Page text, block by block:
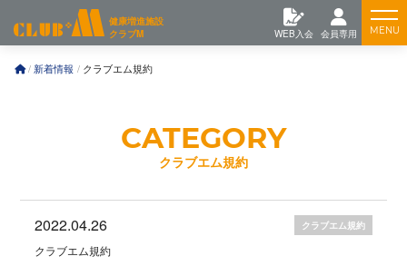
テ
健康増進施設
クラブM
WEB入会 会員専用
Feature
Training
新着情報 クラブエム規約
クラブエム規約
2022.04.26 クラブエム規約
クラブエム規約